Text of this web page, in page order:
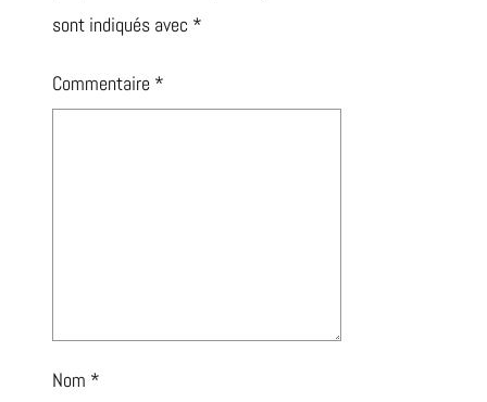
sont indiqués avec *
Commentaire *
Nom *